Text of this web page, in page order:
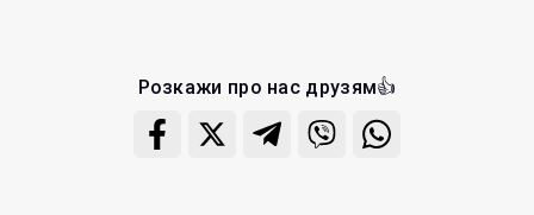
Розкажи про нас друзям👍